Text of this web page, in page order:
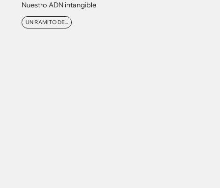
Nuestro ADN intangible
UN RAMITO DE...